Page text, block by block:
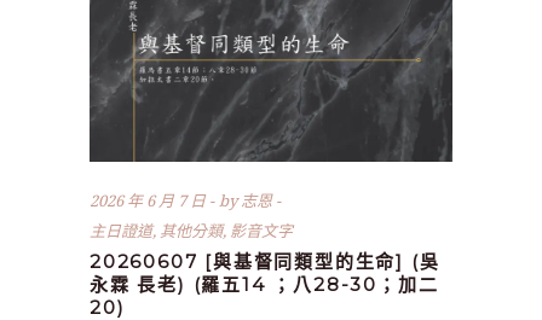
2026 年 6 月 7 日 by志恩
主日證道, 其他分類, 影音文字
20260607 [與基督同類型的生命] (吳
永霖 長老) (羅五14 ；八28-30；加二
20)